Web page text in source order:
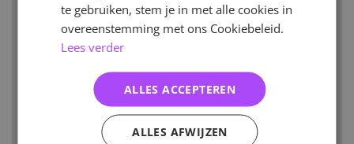
te gebruiken, stem je in met alle cookies in
overeenstemming met ons Cookiebeleid.
Lees verder
ALLES ACCEPTEREN
ALLES AFWIJZEN